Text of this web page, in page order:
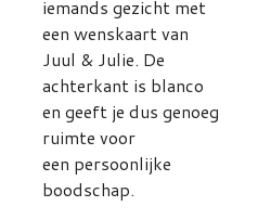
iemands gezicht met
een wenskaart van
Juul & Julie. De
achterkant is blanco
en geeft je dus genoeg
ruimte voor
een persoonlijke
boodschap.